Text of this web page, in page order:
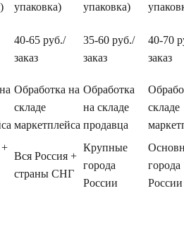
упаковка)
упаковка)
40-65 руб./
заказ
35-60 руб./
заказ
40-70
заказ
Обработка на
складе
маркетплейса
Обработка
на складе
продавца
складе
Вся Россия +
страны СНГ
Крупные
города
России
города
России